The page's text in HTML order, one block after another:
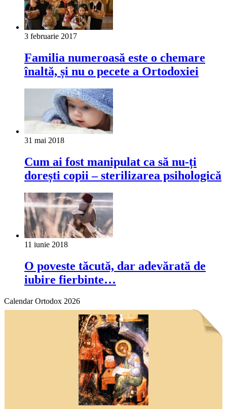
3 februarie 2017
Familia numeroasă este o chemare
înaltă, și nu o pecete a Ortodoxiei
31 mai 2018
Cum ai fost manipulat ca să nu-ți
dorești copii – sterilizarea psihologică
11 iunie 2018
O poveste tăcută, dar adevărată de
iubire fierbinte…
Calendar Ortodox 2026